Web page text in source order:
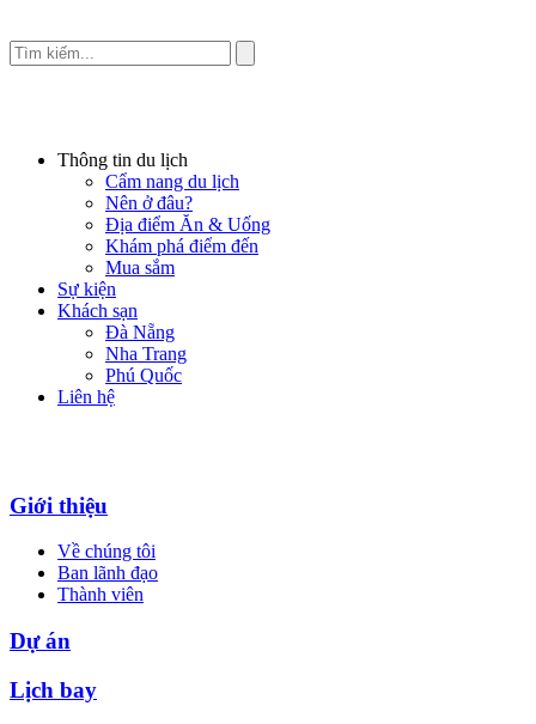
Thông tin du lịch
Cẩm nang du lịch
Nên ở đâu?
Địa điểm Ăn & Uống
Khám phá điểm đến
Mua sắm
Sự kiện
Khách sạn
Đà Nẵng
Nha Trang
Phú Quốc
Liên hệ
Giới thiệu
Về chúng tôi
Ban lãnh đạo
Thành viên
Dự án
Lịch bay